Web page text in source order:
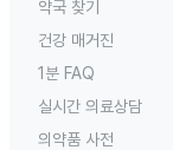
약국 찾기
건강 매거진
1분 FAQ
실시간 의료상담
의약품 사전